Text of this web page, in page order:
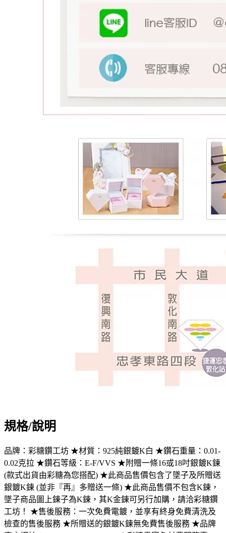
規格/說明
品牌：彩糖鑽工坊 ★材質：925純銀鍍K白 ★鑽石重量：0.01-
0.02克拉 ★鑽石等級：E-F/VVS ★附贈一條16或18吋銀鍍K鍊
(款式出貨由彩糖為您搭配) ★此商品售價包含了墜子及所贈送
銀鍍K鍊 (並非『再』多贈送一條) ★此商品售價不包含K鍊，
墜子商品圖上鍊子為K鍊，其K金鍊可另行加購，請洽彩糖鑽
工坊！ ★售後服務：一次免費電鍍，並享有終身免費清洗及
檢查的售後服務 ★所贈送的銀鍍K鍊無免費售後服務 ★品牌